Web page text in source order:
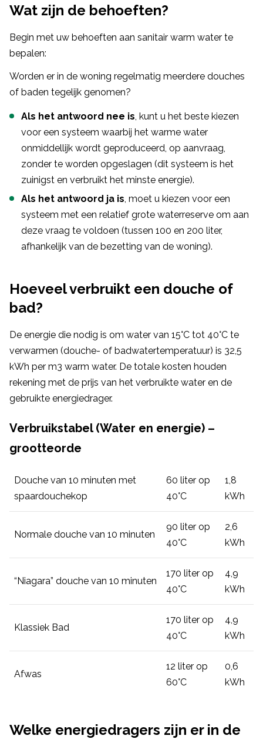
Wat zijn de behoeften?
Begin met uw behoeften aan sanitair warm water te
bepalen:
Worden er in de woning regelmatig meerdere douches
of baden tegelijk genomen?
Als het antwoord nee is, kunt u het beste kiezen
voor een systeem waarbij het warme water
onmiddellijk wordt geproduceerd, op aanvraag,
zonder te worden opgeslagen (dit systeem is het
zuinigst en verbruikt het minste energie).
Als het antwoord ja is, moet u kiezen voor een
systeem met een relatief grote waterreserve om aan
deze vraag te voldoen (tussen 100 en 200 liter,
afhankelijk van de bezetting van de woning).
Hoeveel verbruikt een douche of
bad?
De energie die nodig is om water van 15°C tot 40°C te
verwarmen (douche- of badwatertemperatuur) is 32,5
kWh per m3 warm water. De totale kosten houden
rekening met de prijs van het verbruikte water en de
gebruikte energiedrager.
Verbruikstabel (Water en energie) –
grootteorde
Douche van 10 minuten met
spaardouchekop
60 liter op
40°C
1,8
kWh
Normale douche van 10 minuten
90 liter op
40°C
2,6
kWh
“Niagara” douche van 10 minuten
170 liter op
40°C
4,9
kWh
Klassiek Bad
170 liter op
40°C
4,9
kWh
Afwas
12 liter op
60°C
0,6
kWh
Welke energiedragers zijn er in de